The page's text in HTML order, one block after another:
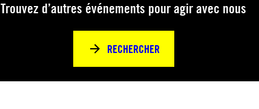
Trouvez d’autres événements pour agir avec nous
RECHERCHER